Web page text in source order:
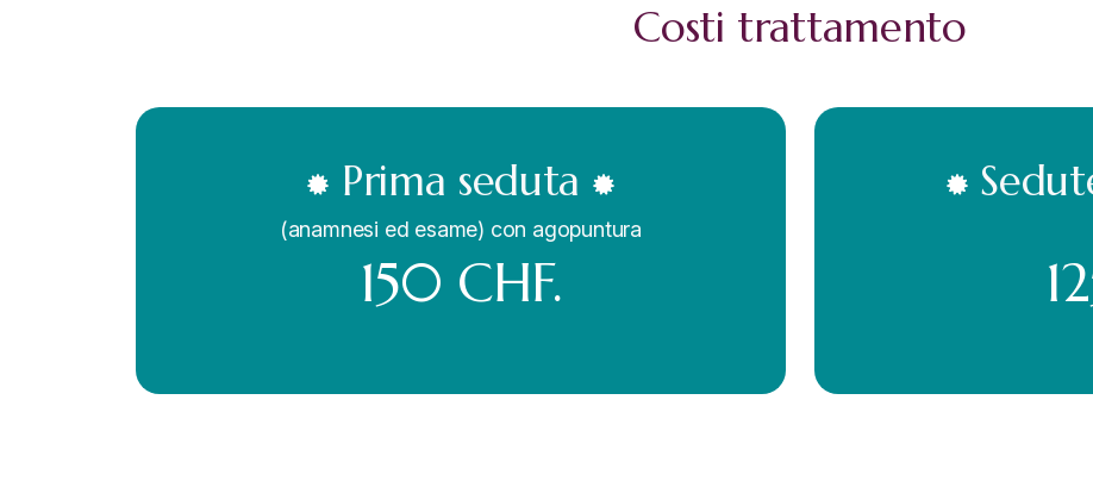
Costi trattamento
Prima seduta
(anamnesi ed esame) con agopuntura
150 CHF.